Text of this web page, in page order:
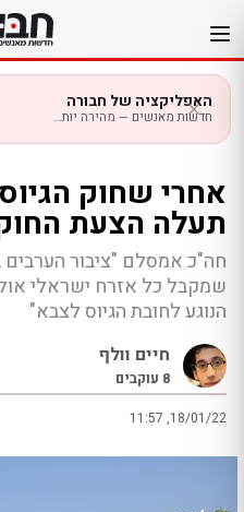
לתוכן
האפליקציה של חבורה
חדשות מאנשים — מהירה יותר בנייד
אחרי שחוק
תעלה הצעת
חה"כ אמסלם "ציבור הערבים
שמקבל כל אזרח ישראלי
הנוגע לחובת הגיוס לצבא"
חיים וולף
8 עוקבים
11:57 ,18/01/22